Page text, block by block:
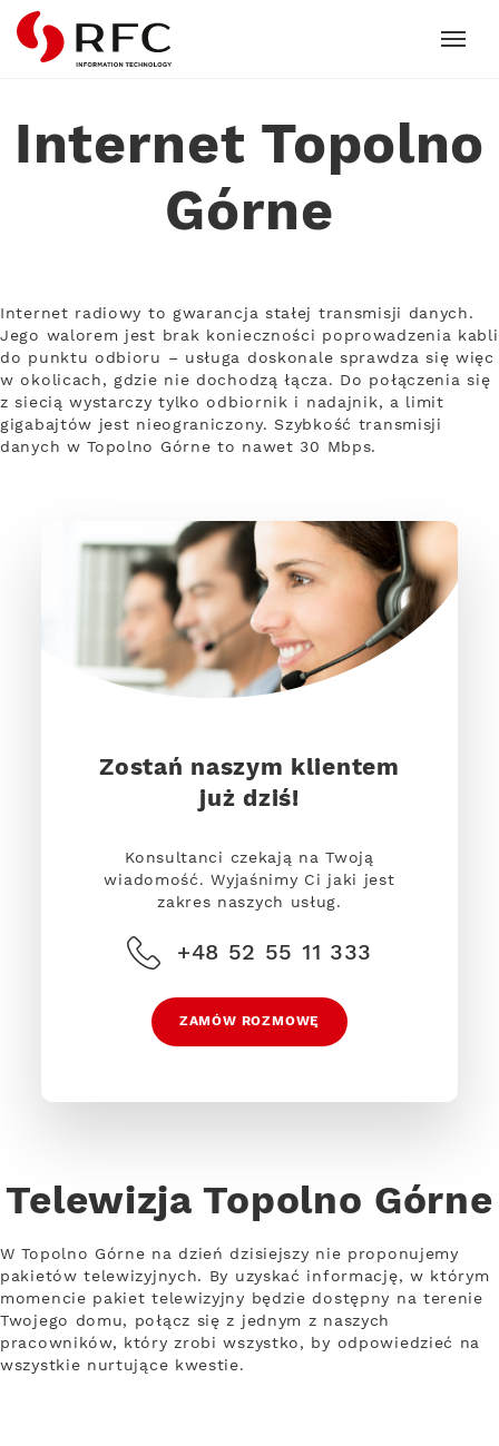
RFC
Internet Topolno
Górne
Internet radiowy to gwarancja stałej transmisji danych.
Jego walorem jest brak konieczności poprowadzenia kabli
do punktu odbioru – usługa doskonale sprawdza się więc
w okolicach, gdzie nie dochodzą łącza. Do połączenia się
z siecią wystarczy tylko odbiornik i nadajnik, a limit
gigabajtów jest nieograniczony. Szybkość transmisji
danych w Topolno Górne to nawet 30 Mbps.
Zostań naszym klientem
już dziś!
Konsultanci czekają na Twoją
wiadomość. Wyjaśnimy Ci jaki jest
zakres naszych usług.
+48 52 55 11 333
ZAMÓW ROZMOWĘ
Telewizja Topolno Górne
W Topolno Górne na dzień dzisiejszy nie proponujemy
pakietów telewizyjnych. By uzyskać informację, w którym
momencie pakiet telewizyjny będzie dostępny na terenie
Twojego domu, połącz się z jednym z naszych
pracowników, który zrobi wszystko, by odpowiedzieć na
wszystkie nurtujące kwestie.